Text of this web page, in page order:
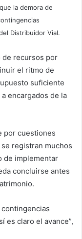
la demora de
Distribuidor Vial.
de recursos por
el ritmo de
suficiente
encargados de la
por cuestiones
registran muchos
de implementar
concluirse antes
es claro el avance”,